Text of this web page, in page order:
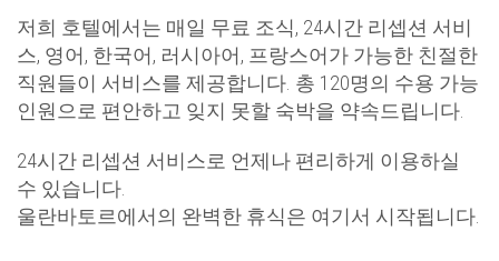
저희 호텔에서는 매일 무료 조식, 24시간 리셉션 서비
스, 영어, 한국어, 러시아어, 프랑스어가 가능한 친절한
직원들이 서비스를 제공합니다. 총 120명의 수용 가능
인원으로 편안하고 잊지 못할 숙박을 약속드립니다.
24시간 리셉션 서비스로 언제나 편리하게 이용하실
수 있습니다.
울란바토르에서의 완벽한 휴식은 여기서 시작됩니다.